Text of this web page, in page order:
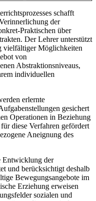
schafft
der
Praktischen über
Der Lehrer unterstützt
vielfältiger Möglichkeiten
von
Abstraktionsniveaus,
individuellen
erlernte
gesichert
Operationen in Beziehung
diese Verfahren gefördert
Aneignung des
Entwicklung der
und berücksichtigt deshalb
Bewegungsangebote im
Erziehung erweisen
sozialen und